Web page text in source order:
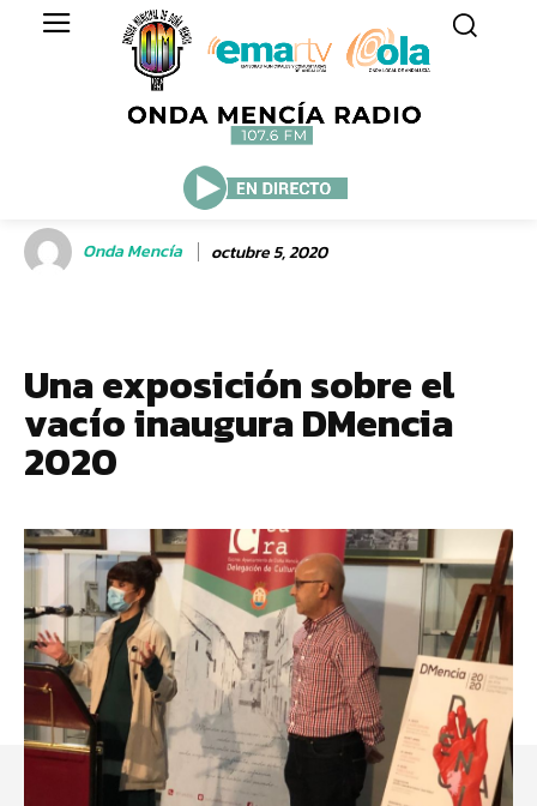
Onda Mencía octubre 5, 2020
Una exposición sobre el
vacío inaugura DMencia
2020